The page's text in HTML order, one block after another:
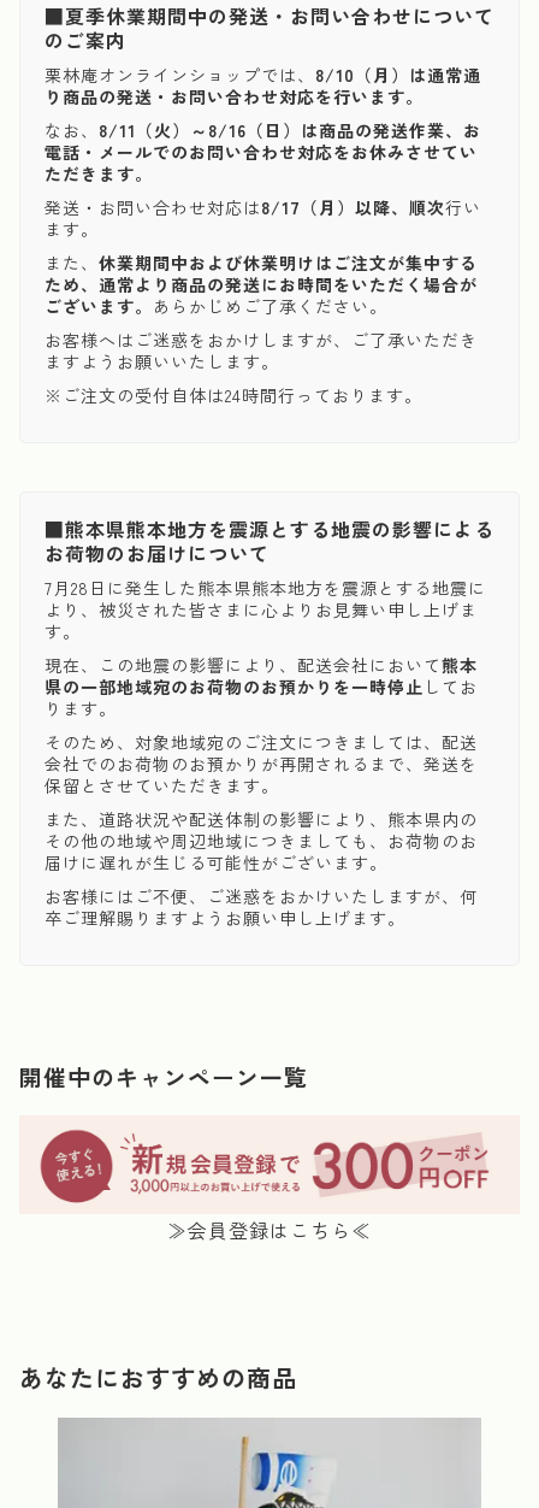
■夏季休業期間中の発送・お問い合わせについて
のご案内
栗林庵オンラインショップでは、 8/10（月）は通常通
り商品の発送・お問い合わせ対応を行います。
なお、 8/11（火）～8/16（日）は商品の発送作業、お
電話・メールでのお問い合わせ対応をお休みさせてい
ただきます。
発送・お問い合わせ対応は8/17（月）以降、順次行い
ます。
また、 休業期間中および休業明けはご注文が集中する
ため、通常より商品の発送にお時間をいただく場合が
ございます。 あらかじめご了承ください。
お客様へはご迷惑をおかけしますが、ご了承いただき
ますようお願いいたします。
※ご注文の受付自体は24時間行っております。
■熊本県熊本地方を震源とする地震の影響による
お荷物のお届けについて
7月28日に発生した熊本県熊本地方を震源とする地震に
より、被災された皆さまに心よりお見舞い申し上げま
す。
現在、この地震の影響により、配送会社において熊本
県の一部地域宛のお荷物のお預かりを一時停止 してお
ります。
そのため、対象地域宛のご注文につきましては、配送
会社でのお荷物のお預かりが再開されるまで、発送を
保留とさせていただきます。
また、道路状況や配送体制の影響により、熊本県内の
その他の地域や周辺地域につきましても、お荷物のお
届けに遅れが生じる可能性がございます。
お客様にはご不便、ご迷惑をおかけいたしますが、何
卒ご理解賜りますようお願い申し上げます。
開催中のキャンペーン一覧
≫会員登録はこちら≪
あなたにおすすめの商品